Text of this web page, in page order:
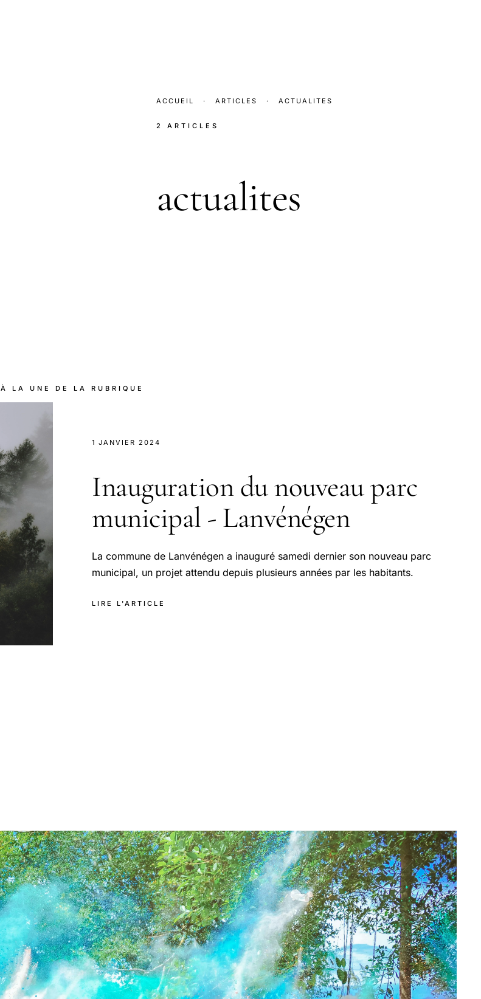
ACCUEIL · ARTICLES · ACTUALITES
2 ARTICLES
actualites
À LA UNE DE LA RUBRIQUE
1 JANVIER 2024
Inauguration du nouveau parc
municipal - Lanvénégen
La commune de Lanvénégen a inauguré samedi dernier son nouveau parc
municipal, un projet attendu depuis plusieurs années par les habitants.
LIRE L'ARTICLE